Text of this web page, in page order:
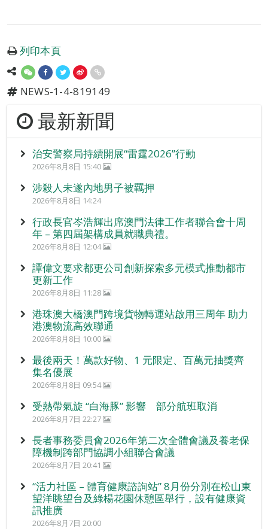
列印本頁
NEWS-1-4-819149
最新新聞
治安警察局持續開展“雷霆2026”行動
2026年8月8日 15:40
涉殺人未遂內地男子被羈押
2026年8月8日 14:24
行政長官岑浩輝出席澳門法律工作者聯合會十周
年 – 第四屆架構成員就職典禮。
2026年8月8日 12:04
譚偉文要求都更公司創新探索多元模式推動都市
更新工作
2026年8月8日 11:28
港珠澳大橋澳門跨境貨物轉運站啟用三周年 助力
港澳物流高效聯通
2026年8月8日 10:00
最後兩天！萬款好物、1 元限定、百萬元抽獎齊
集名優展
2026年8月8日 09:54
受熱帶氣旋 “白海豚” 影響 部分航班取消
2026年8月7日 22:27
長者事務委員會2026年第二次全體會議及養老保
障機制跨部門協調小組聯合會議
2026年8月7日 20:41
“活力社區 – 體育健康諮詢站” 8月份分別在松山東
望洋眺望台及綠楊花園休憩區舉行，設有健康資
訊推廣
2026年8月7日 20:00